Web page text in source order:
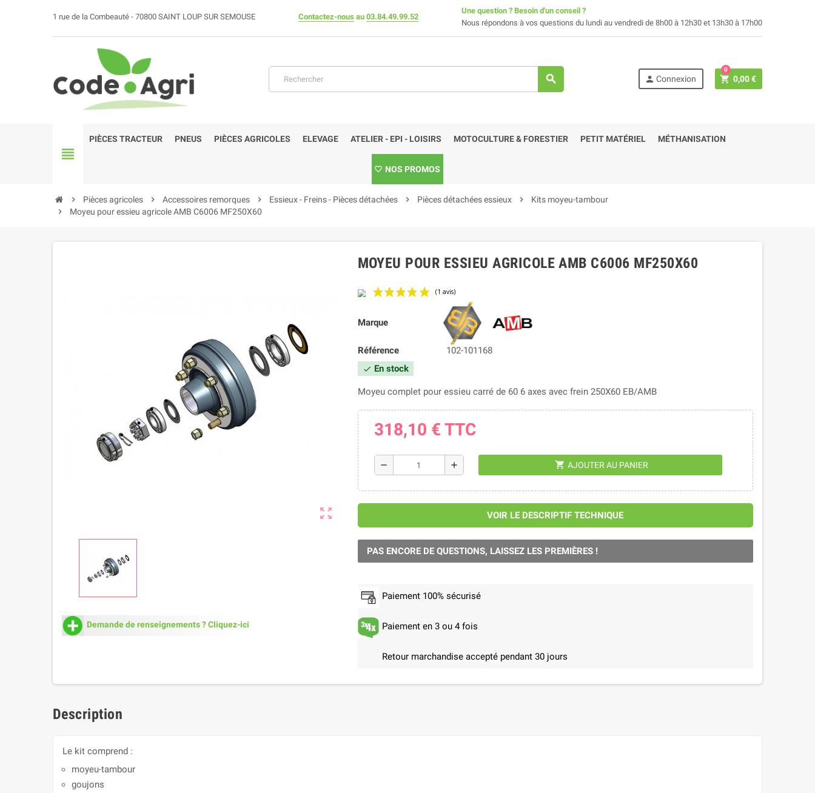
1 rue de la Combeauté - 70800 SAINT LOUP SUR SEMOUSE Contactez-nous au 03.84.49.99.52
Une question ? Besoin d'un conseil ?
Nous répondons à vos questions du lundi au vendredi de 8h00 à 12h30 et 13h30 à 17h00
search person Connexion shopping_cart 0,00 €
0
view_headline
PIÈCES TRACTEUR PNEUS PIÈCES AGRICOLES ELEVAGE ATELIER - EPI - LOISIRS MOTOCULTURE & FORESTIER PETIT MATÉRIEL MÉTHANISATION
NOS PROMOS
chevron_right Pièces agricoles chevron_right Accessoires remorques chevron_right Essieux - Freins - Pièces détachées chevron_right Pièces détachées essieux chevron_right
Kits moyeu-tambour
chevron_right
Moyeu pour essieu agricole AMB C6006 MF250X60
zoom_out_map
Demande de renseignements ? Cliquez-ici
MOYEU POUR ESSIEU AGRICOLE AMB C6006 MF250X60
Marque
Référence 102-101168
check En stock
Moyeu complet pour essieu carré de 60 6 axes avec frein 250X60 EB/AMB
318,10 € TTC
remove add shopping_cart AJOUTER AU PANIER
VOIR LE DESCRIPTIF TECHNIQUE
PAS ENCORE DE QUESTIONS, LAISSEZ LES PREMIÈRES !
Paiement 100% sécurisé
Paiement en 3 ou 4 fois
Retour marchandise accepté pendant 30 jours
Description
Le kit comprend :
moyeu-tambour
goujons